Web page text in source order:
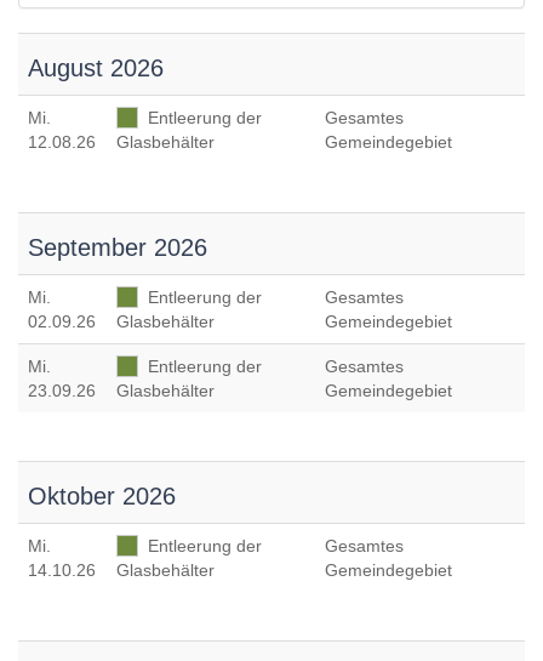
springen,
Accesskey
August 2026
Mi.
12.08.26
Entleerung der
Glasbehälter
Gesamtes
Gemeindegebiet
September 2026
Mi.
02.09.26
Entleerung der
Glasbehälter
Gesamtes
Gemeindegebiet
Mi.
23.09.26
Entleerung der
Glasbehälter
Gesamtes
Gemeindegebiet
Oktober 2026
Mi.
14.10.26
Entleerung der
Glasbehälter
Gesamtes
Gemeindegebiet